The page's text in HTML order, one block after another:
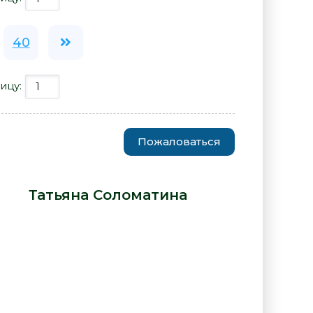
40
Пожаловаться
Татьяна Соломатина